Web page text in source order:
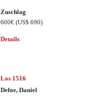
Zuschlag
600€(US$ 690)
Details
Los 1516
Defoe, Daniel